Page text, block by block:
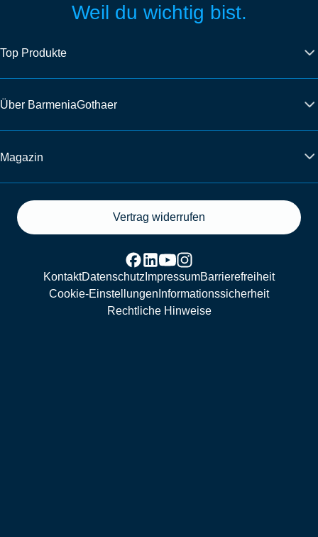
Weil du wichtig bist.
Top Produkte
Über BarmeniaGothaer
Magazin
Vertrag widerrufen
KontaktDatenschutz ImpressumBarrierefreiheit
Cookie-Einstellungen Informationssicherheit
Rechtliche Hinweise